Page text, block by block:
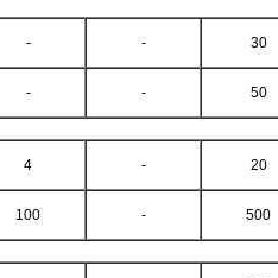
- - 30
- - 50
4 - 20
100 - 500